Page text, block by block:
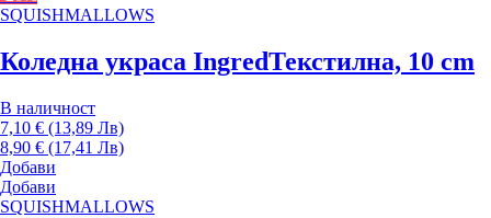
SQUISHMALLOWS
Коледна украса IngredТекстилна, 10 cm
В наличност
7,10 € (13,89 Лв)
8,90 € (17,41 Лв)
Добави
Добави
SQUISHMALLOWS